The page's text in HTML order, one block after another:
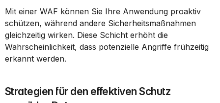
Mit einer WAF können Sie Ihre Anwendung proaktiv
schützen, während andere Sicherheitsmaßnahmen
gleichzeitig wirken. Diese Schicht erhöht die
Wahrscheinlichkeit, dass potenzielle Angriffe frühzeitig
erkannt werden.
Strategien für den effektiven Schutz